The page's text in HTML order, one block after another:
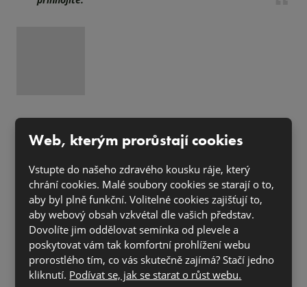
Jak zahájit novou květinovou sezónu?
Přesazením!
Web, kterým prorůstají cookies
Vstupte do našeho zdravého kousku ráje, který
chrání cookies. Malé soubory cookies se starají o to,
aby byl plně funkční. Volitelné cookies zajišťují to,
aby webový obsah vzkvétal dle vašich představ.
Dovolíte jim oddělovat semínka od plevele a
poskytovat vám tak komfortní prohlížení webu
prorostlého tím, co vás skutečně zajímá? Stačí jedno
kliknutí. Podívat se, jak se starat o růst webu.